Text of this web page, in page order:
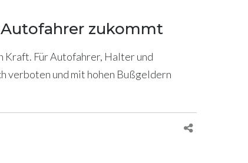
Autofahrer zukommt
Kraft. Für Autofahrer, Halter und
verboten und mit hohen Bußgeldern